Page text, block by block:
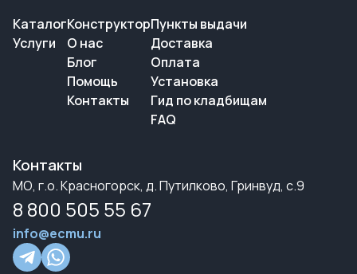
Каталог
Услуги
Конструктор
О нас
Блог
Помощь
Контакты
Пункты выдачи
Доставка
Оплата
Установка
Гид по кладбищам
FAQ
Контакты
МО, г.о. Красногорск, д. Путилково, Гринвуд, с.9
8 800 505 55 67
info@ecmu.ru